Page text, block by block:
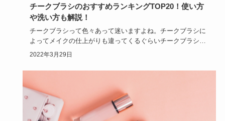
チークブラシのおすすめランキングTOP20！使い方
や洗い方も解説！
チークブラシって色々あって迷いますよね。チークブラシに
よってメイクの仕上がりも違ってくるぐらいチークブラシは
重要です。今回…
2022年3月29日